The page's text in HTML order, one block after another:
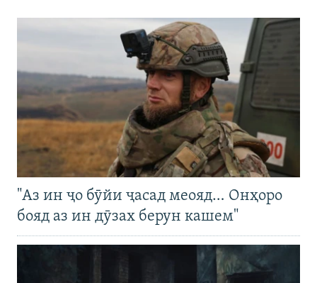
"Аз ин ҷо бӯйи ҷасад меояд… Онҳоро
бояд аз ин дӯзах берун кашем"